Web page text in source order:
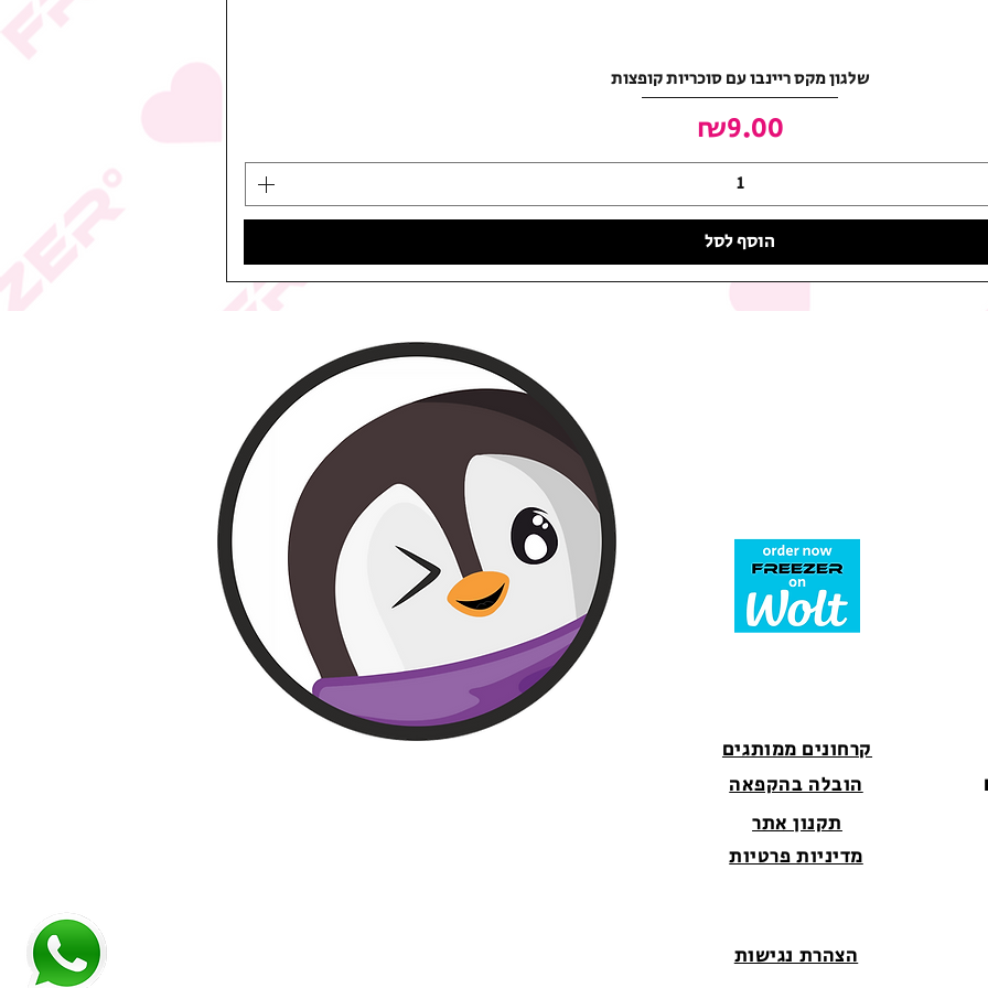
שלגון מקס ריינבו עם סוכריות קופצות
מחיר
₪9.00
הוסף לסל
קרחונים ממותגים
הובלה בהקפאה
תקנון אתר
מדיניות פרטיות
הצהרת נגישות